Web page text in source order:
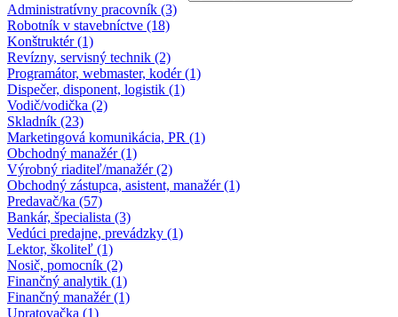
Administratívny pracovník (3)
Robotník v stavebníctve (18)
Konštruktér (1)
Revízny, servisný technik (2)
Programátor, webmaster, kodér (1)
Dispečer, disponent, logistik (1)
Vodič/vodička (2)
Skladník (23)
Marketingová komunikácia, PR (1)
Obchodný manažér (1)
Výrobný riaditeľ/manažér (2)
Obchodný zástupca, asistent, manažér (1)
Predavač/ka (57)
Bankár, špecialista (3)
Vedúci predajne, prevádzky (1)
Lektor, školiteľ (1)
Nosič, pomocník (2)
Finančný analytik (1)
Finančný manažér (1)
Upratovačka (1)